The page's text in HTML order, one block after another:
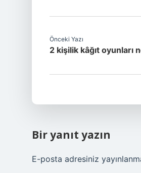
Önceki Yazı
2 kişilik kâğıt oyunları
Bir yanıt yazın
E-posta adresiniz